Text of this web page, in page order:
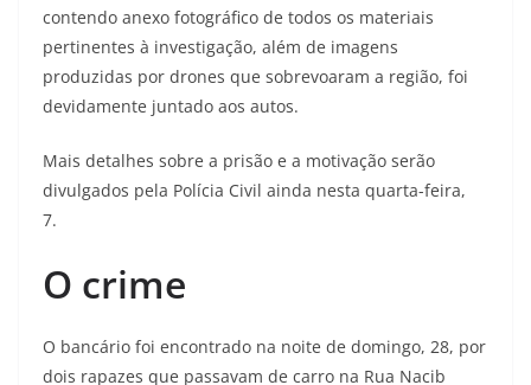
contendo anexo fotográfico de todos os materiais
pertinentes à investigação, além de imagens
produzidas por drones que sobrevoaram a região, foi
devidamente juntado aos autos.
Mais detalhes sobre a prisão e a motivação serão
divulgados pela Polícia Civil ainda nesta quarta-feira,
7.
O crime
O bancário foi encontrado na noite de domingo, 28, por
dois rapazes que passavam de carro na Rua Nacib